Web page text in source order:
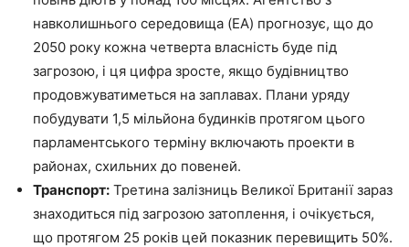
навколишнього середовища (EA) прогнозує, що до
2050 року кожна четверта власність буде під
загрозою, і ця цифра зросте, якщо будівництво
продовжуватиметься на заплавах. Плани уряду
побудувати 1,5 мільйона будинків протягом цього
парламентського терміну включають проекти в
районах, схильних до повеней.
Транспорт: Третина залізниць Великої Британії зараз
знаходиться під загрозою затоплення, і очікується,
що протягом 25 років цей показник перевищить 50%.